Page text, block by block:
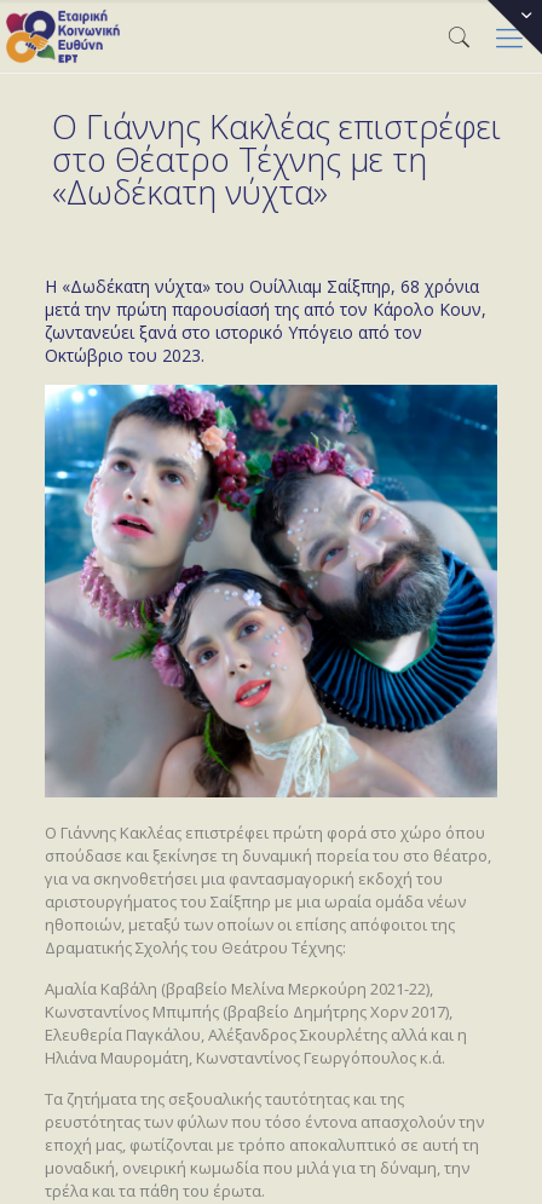
Ο Γιάννης Κακλέας επιστρέφει
στο Θέατρο Τέχνης με τη
«Δωδέκατη νύχτα»
Η «Δωδέκατη νύχτα» του Ουίλλιαμ Σαίξπηρ, 68 χρόνια
μετά την πρώτη παρουσίασή της από τον Κάρολο Κουν,
ζωντανεύει ξανά στο ιστορικό Υπόγειο από τον
Οκτώβριο του 2023.
Ο Γιάννης Κακλέας επιστρέφει πρώτη φορά στο χώρο όπου
σπούδασε και ξεκίνησε τη δυναμική πορεία του στο θέατρο,
για να σκηνοθετήσει μια φαντασμαγορική εκδοχή του
αριστουργήματος του Σαίξπηρ με μια ωραία ομάδα νέων
ηθοποιών, μεταξύ των οποίων οι επίσης απόφοιτοι της
Δραματικής Σχολής του Θεάτρου Τέχνης:
Αμαλία Καβάλη (βραβείο Μελίνα Μερκούρη 2021-22),
Κωνσταντίνος Μπιμπής (βραβείο Δημήτρης Χορν 2017),
Ελευθερία Παγκάλου, Αλέξανδρος Σκουρλέτης αλλά και η
Ηλιάνα Μαυρομάτη, Κωνσταντίνος Γεωργόπουλος κ.ά.
Τα ζητήματα της σεξουαλικής ταυτότητας και της
ρευστότητας των φύλων που τόσο έντονα απασχολούν την
εποχή μας, φωτίζονται με τρόπο αποκαλυπτικό σε αυτή τη
μοναδική, ονειρική κωμωδία που μιλά για τη δύναμη, την
τρέλα και τα πάθη του έρωτα.